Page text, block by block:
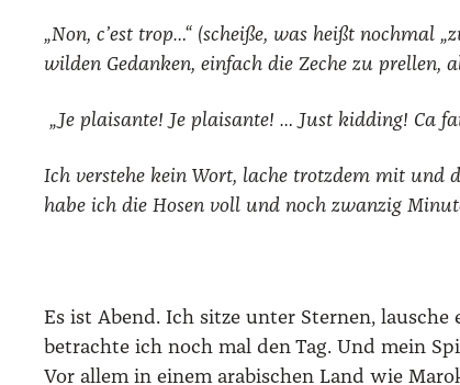
„Non, c’est trop…“ (schei­ße, was heißt noch­mal
wil­den Gedan­ken, ein­fach die Zeche zu prel­len,
„Je plaisan­te! Je plaisan­te! … Just kid­ding! Ca
Ich ver­ste­he kein Wort, lache trotz­dem mit und
habe ich die Hosen voll und noch zwan­zig
Es ist Abend. Ich sit­ze unter Ster­nen,
betrach­te ich noch mal den Tag. Und mein
Vor allem in einem ara­bi­schen Land wie